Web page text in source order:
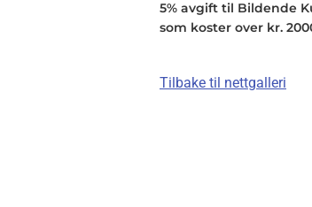
5% avgift til Bildende
som koster over kr.
Tilbake til nettgalleri